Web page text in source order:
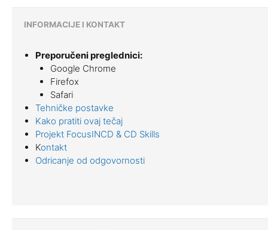
INFORMACIJE I KONTAKT
Preporučeni preglednici:
Google Chrome
Firefox
Safari
Tehničke postavke
Kako pratiti ovaj tečaj
Projekt FocusINCD & CD Skills
Kontakt
Odricanje od odgovornosti